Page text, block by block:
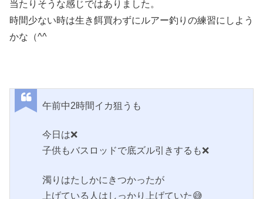
当たりそうな感じではありました。
時間少ない時は生き餌買わずにルアー釣りの練習にしよう
かな（^^ゞ
午前中2時間イカ狙うも
今日は❌
子供もバスロッドで底ズル引きするも❌
濁りはたしかにきつかったが
上げている人はしっかり上げていた😅